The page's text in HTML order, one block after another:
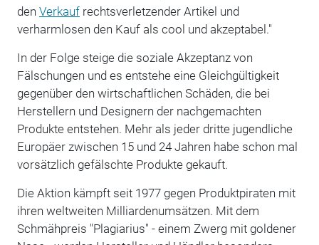
den Verkaufrechtsverletzender Artikel und
verharmlosen den Kauf als cool und akzeptabel."
In der Folge steige die soziale Akzeptanz von
Fälschungen und es entstehe eine Gleichgültigkeit
gegenüber den wirtschaftlichen Schäden, die bei
Herstellern und Designern der nachgemachten
Produkte entstehen. Mehr als jeder dritte jugendliche
Europäer zwischen 15 und 24 Jahren habe schon mal
vorsätzlich gefälschte Produkte gekauft.
Die Aktion kämpft seit 1977 gegen Produktpiraten mit
ihren weltweiten Milliardenumsätzen. Mit dem
Schmähpreis "Plagiarius" - einem Zwerg mit goldener